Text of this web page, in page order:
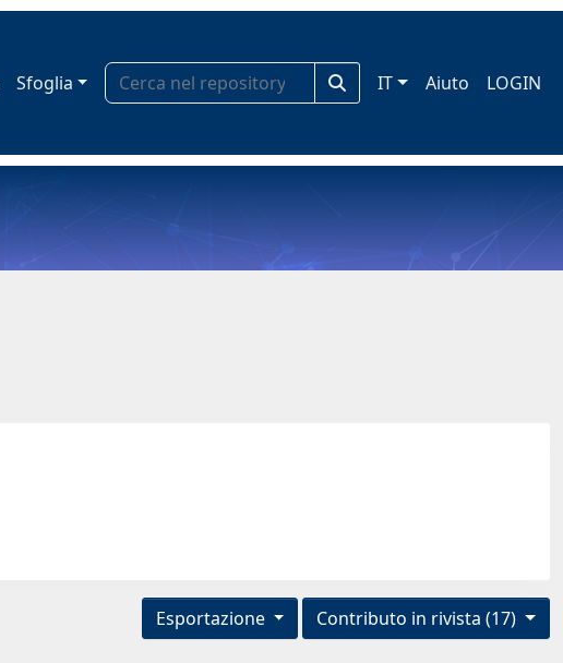
Sfoglia IT Aiuto LOGIN
Contributo in rivista (17)
Esportazione